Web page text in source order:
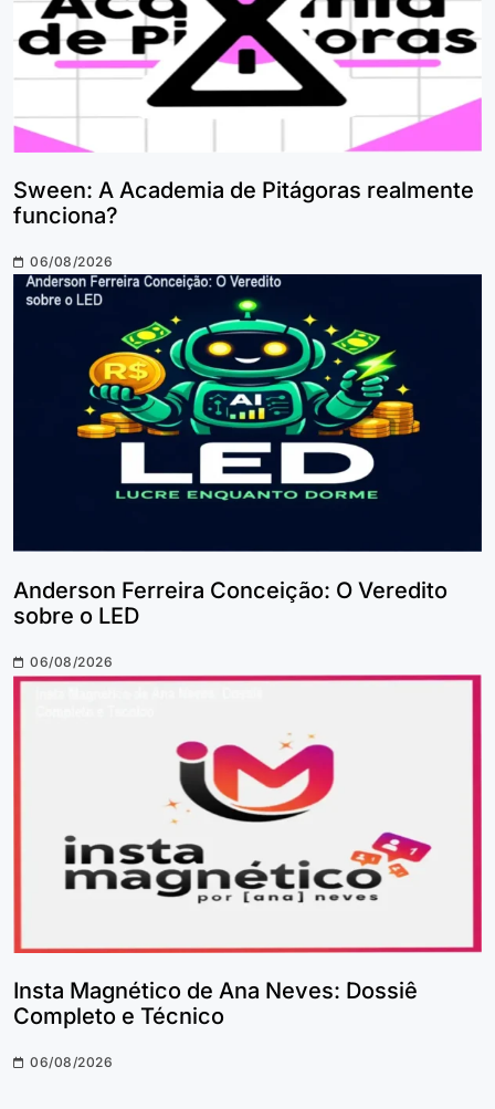
Sween: A Academia de Pitágoras realmente
funciona?
06/08/2026
Anderson Ferreira Conceição: O Veredito
sobre o LED
06/08/2026
Insta Magnético de Ana Neves: Dossiê
Completo e Técnico
06/08/2026